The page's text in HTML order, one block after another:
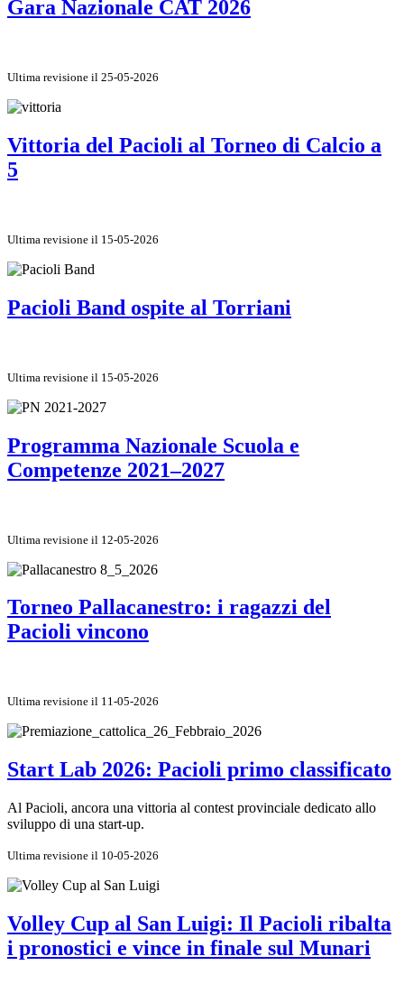
Gara Nazionale CAT 2026
Ultima revisione il 25-05-2026
Vittoria del Pacioli al Torneo di Calcio a
5
Ultima revisione il 15-05-2026
Pacioli Band ospite al Torriani
Ultima revisione il 15-05-2026
Programma Nazionale Scuola e
Competenze 2021–2027
Ultima revisione il 12-05-2026
Torneo Pallacanestro: i ragazzi del
Pacioli vincono
Ultima revisione il 11-05-2026
Start Lab 2026: Pacioli primo classificato
Al Pacioli, ancora una vittoria al contest provinciale dedicato allo
sviluppo di una start-up.
Ultima revisione il 10-05-2026
Volley Cup al San Luigi: Il Pacioli ribalta
i pronostici e vince in finale sul Munari